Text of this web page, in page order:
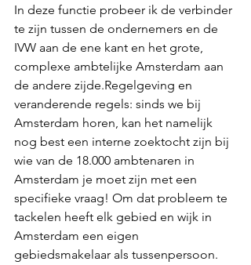
In deze functie probeer ik de verbinder
te zijn tussen de ondernemers en de
IVW aan de ene kant en het grote,
complexe ambtelijke Amsterdam aan
de andere zijde.Regelgeving en
veranderende regels: sinds we bij
Amsterdam horen, kan het namelijk
nog best een interne zoektocht zijn bij
wie van de 18.000 ambtenaren in
Amsterdam je moet zijn met een
specifieke vraag! Om dat probleem te
tackelen heeft elk gebied en wijk in
Amsterdam een eigen
gebiedsmakelaar als tussenpersoon.